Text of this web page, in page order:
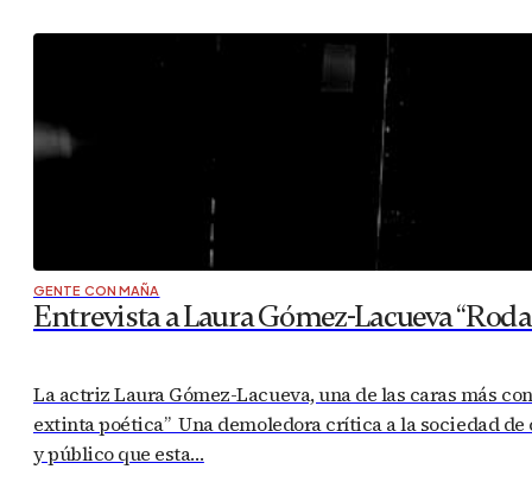
GENTE CON MAÑA
Entrevista a Laura Gómez-Lacueva
La actriz Laura Gómez-Lacueva, una de las caras más
extinta poética” Una demoledora crítica a la sociedad
y público que esta…